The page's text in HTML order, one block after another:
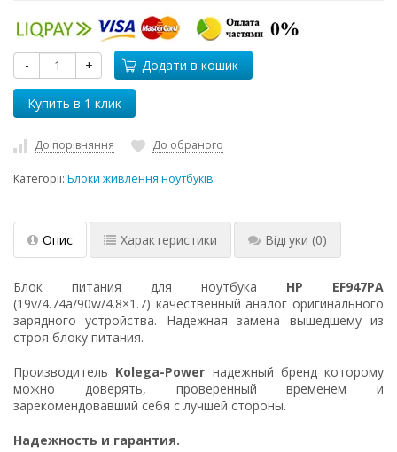
- + Додати в кошик
До порівняння До обраного
Категорії: Блоки живлення ноутбуків
Опис Характеристики Відгуки (0)
Блок питания для ноутбука HP EF947PA
(19v/4.74a/90w/4.8×1.7) качественный аналог оригинального
зарядного устройства. Надежная замена вышедшему из
строя блоку питания.
Производитель Kolega-Power надежный бренд которому
можно доверять, проверенный временем и
зарекомендовавший себя с лучшей стороны.
Надежность и гарантия.